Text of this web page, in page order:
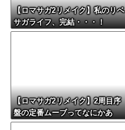
【ロマサガ2リメイク】私のリベ
サガライフ、完結・・・！
【ロマサガ2リメイク】2周目序
盤の定番ムーブってなにかあ
る？